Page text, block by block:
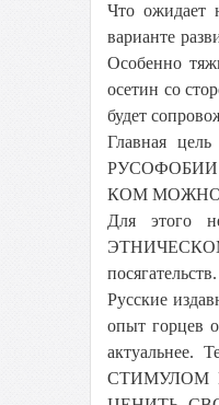
Что ожидает
варианте
Особенно
осетин со
будет
Главная
РУСОФОБИИ
КОМ МОЖНО
Для этого
посягательств.
Русские
опыт горцев
СТИМУЛОМ